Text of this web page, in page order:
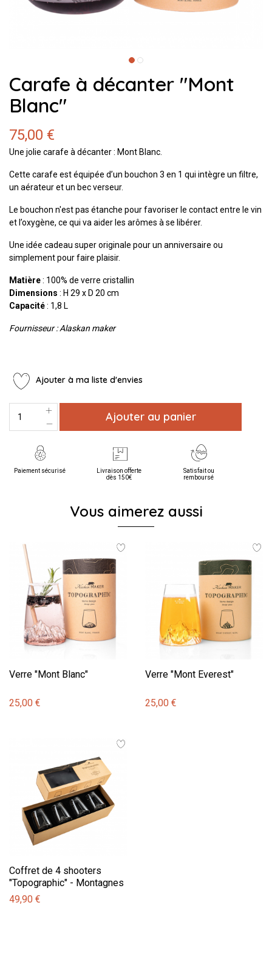
Carafe à décanter "Mont
Blanc"
75,00 €
Une jolie carafe à décanter : Mont Blanc.
Cette carafe est équipée d’un bouchon 3 en 1 qui intègre un filtre,
un aérateur et un bec verseur.
Le bouchon n'est pas étanche pour favoriser le contact entre le vin
et l’oxygène, ce qui va aider les arômes à se libérer.
Une idée cadeau super originale pour un anniversaire ou
simplement pour faire plaisir.
Matière: 100% de verre cristallin
Dimensions : H 29 x D 20 cm
Capacité: 1,8 L
Fournisseur : Alaskan maker
Ajouter à ma liste d'envies
Ajouter au panier
Paiement sécurisé
Livraison offerte
dès 150€
Satisfait ou
remboursé
Vous aimerez aussi
Verre "Mont Blanc"
25,00 €
Verre "Mont Everest"
25,00 €
Coffret de 4 shooters
"Topographic" - Montagnes
49,90 €